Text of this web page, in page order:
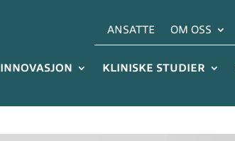
ANSATTE OM OSS
INNOVASJON KLINISKE STUDIER